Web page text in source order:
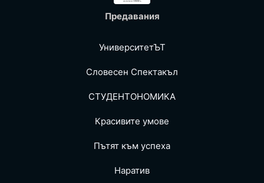
Предавания
УниверситетЪТ
Словесен Спектакъл
СТУДЕНТОНОМИКА
Красивите умове
Пътят към успеха
Наратив